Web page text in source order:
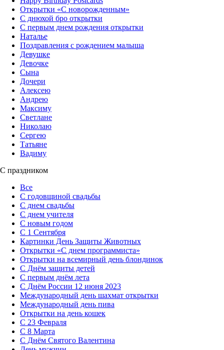
Открытки «‎С новорожденным»
С днюхой бро открытки
С первым днем рождения открытки
Наталье
Поздравления с рождением малыша
Девушке
Девочке
Сына
Дочери
Алексею
Андрею
Максиму
Светлане
Николаю
Сергею
Татьяне
Вадиму
С праздником
Все
С годовщиной свадьбы
С днем свадьбы
С днем учителя
С новым годом
С 1 Сентября
Картинки День Защиты Животных
Открытки «‎С днем программиста»‎
Открытки на всемирный день блондинок
С Днём защиты детей
С первым днём лета
С Днём России 12 июня 2023
Международный день шахмат открытки
Международный день пива
Открытки на день кошек
С 23 Февраля
С 8 Марта
С Днём Святого Валентина